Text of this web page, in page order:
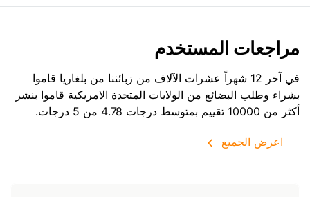
مراجعات المستخدم
في آخر 12 شهراً عشرات الآلاف من زبائننا من بلغاريا قاموا
بشراء وطلب البضائع من الولايات المتحدة الامريكية قاموا بنشر
أكثر من 10000 تقييم بمتوسط درجات 4.78 من 5 درجات.
اعرض الجميع